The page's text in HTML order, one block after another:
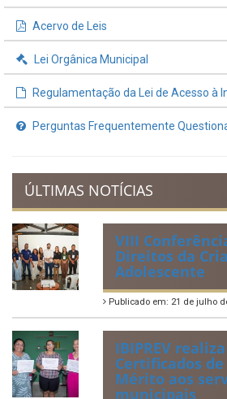
Acervo de Leis
Lei Orgânica Municipal
Regulamentação da Lei de Acesso à
Perguntas Frequentemente
ÚLTIMAS NOTÍCIAS
VIII
Direitos da
Adolescente
Publicado em: 21 de julho
IBIPREV
Certificados
Mérito aos
municipais